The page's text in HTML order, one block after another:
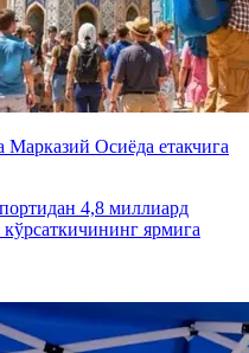
Осиёда етакчига
4,8 миллиард
ярмига